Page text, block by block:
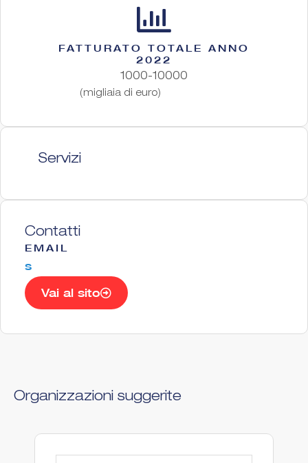
FATTURATO TOTALE ANNO
2022
1000-10000
(migliaia di euro)
Servizi
Contatti
EMAIL
s
Vai al sito
Organizzazioni suggerite